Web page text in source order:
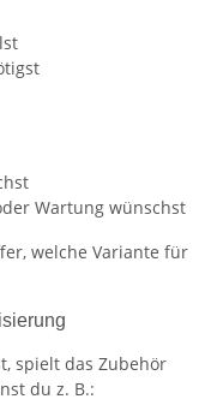
Wartung wünschst
welche Variante für
spielt das Zubehör
du z. B.: